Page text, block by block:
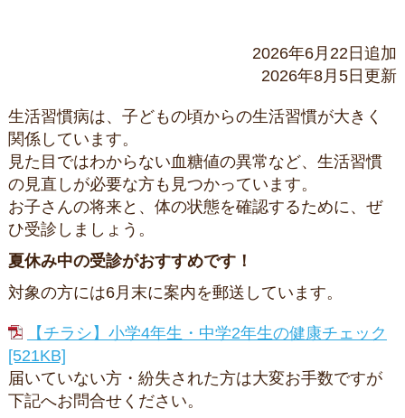
2026年6月22日追加
2026年8月5日更新
生活習慣病は、子どもの頃からの生活習慣が大きく
関係しています。
見た目ではわからない血糖値の異常など、生活習慣
の見直しが必要な方も見つかっています。
お子さんの将来と、体の状態を確認するために、ぜ
ひ受診しましょう。
夏休み中の受診がおすすめです！
対象の方には6月末に案内を郵送しています。
【チラシ】小学4年生・中学2年生の健康チェック
[521KB]
届いていない方・紛失された方は大変お手数ですが
下記へお問合せください。